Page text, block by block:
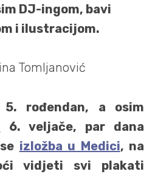
DJ-ingom, bavi
i ilustracijom.
Tomljanović
rođendan, a osim
6. veljače, par dana
izložba u Medici, na
vidjeti svi plakati